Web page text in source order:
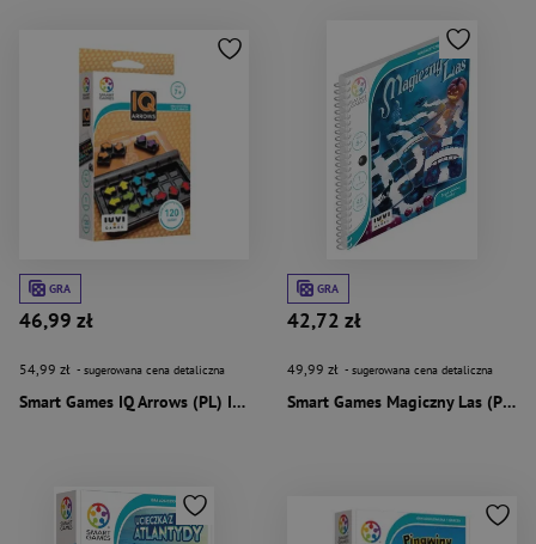
GRA
46,99 zł
54,99 zł - sugerowana cena detaliczna
Smart Games IQ Arrows (PL) IUVI Games
GRA
42,72 zł
49,99 zł - sugerowana cena detaliczna
Smart Games Magiczny Las (PL) IUVI Games